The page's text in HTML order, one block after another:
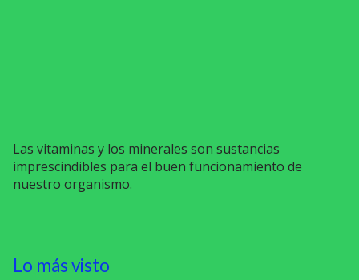
Las vitaminas y los minerales son sustancias
imprescindibles para el buen funcionamiento de
nuestro organismo.
Lo más visto